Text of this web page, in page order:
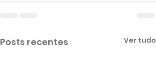
Posts recentes Ver tudo